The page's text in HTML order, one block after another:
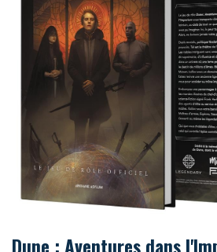
Dune : Aventures dans